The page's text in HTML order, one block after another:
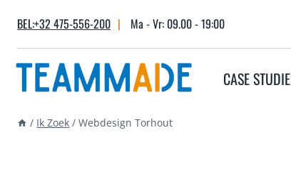
content
BEL:+32 475-556-200 | Ma - Vr: 09.00 - 19:00
CASE
/ Ik Zoek / Webdesign Torhout